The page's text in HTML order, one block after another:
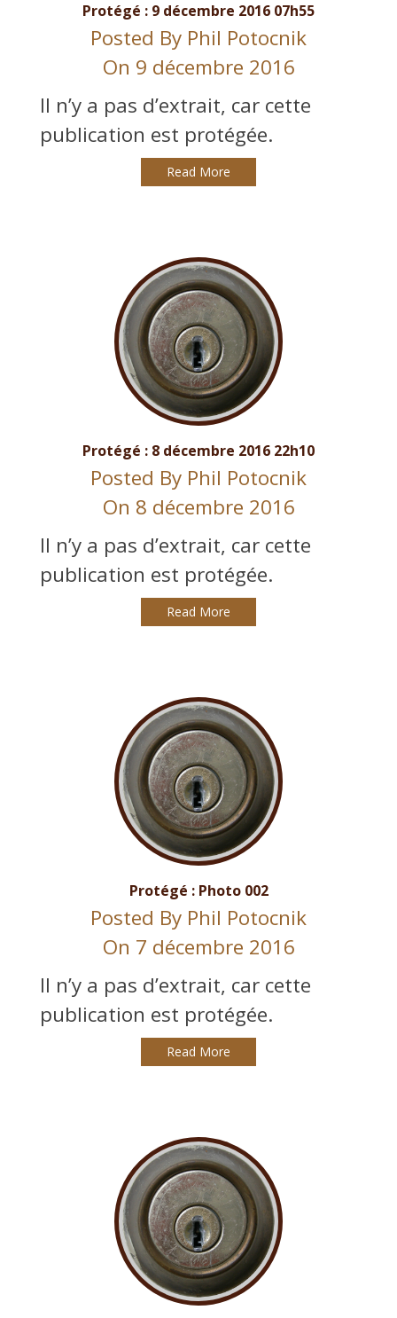
Protégé : 9 décembre 2016 07h55
Posted By Phil Potocnik
On 9 décembre 2016
Il n’y a pas d’extrait, car cette
publication est protégée.
Read More
Protégé : 8 décembre 2016 22h10
Posted By Phil Potocnik
On 8 décembre 2016
Il n’y a pas d’extrait, car cette
publication est protégée.
Read More
Protégé : Photo 002
Posted By Phil Potocnik
On 7 décembre 2016
Il n’y a pas d’extrait, car cette
publication est protégée.
Read More